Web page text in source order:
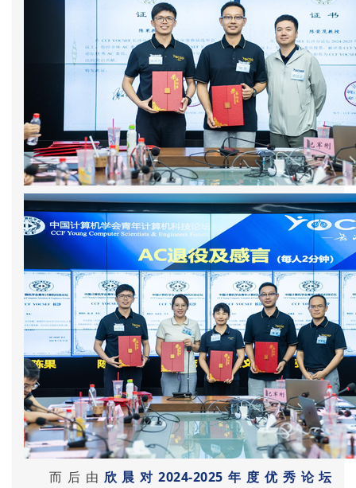
而后由 欣晨对2024-2025 年度优秀论坛